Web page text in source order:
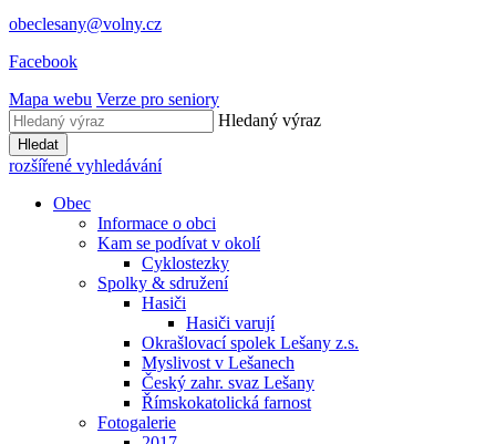
obeclesany@volny.cz
Facebook
Mapa webu Verze pro seniory
Hledaný výraz
Hledat
rozšířené vyhledávání
Obec
Informace o obci
Kam se podívat v okolí
Cyklostezky
Spolky & sdružení
Hasiči
Hasiči varují
Okrašlovací spolek Lešany z.s.
Myslivost v Lešanech
Český zahr. svaz Lešany
Římskokatolická farnost
Fotogalerie